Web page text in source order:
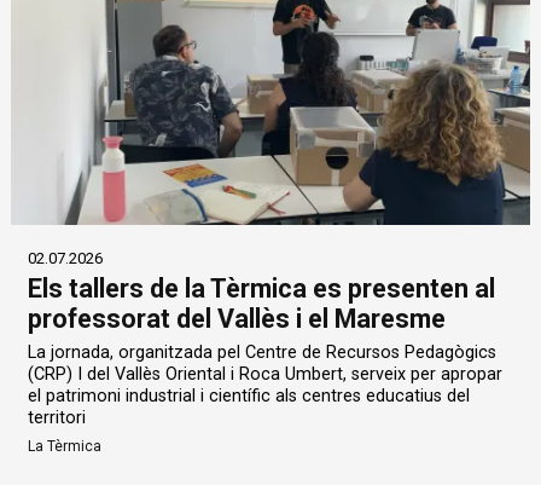
02.07.2026
Els tallers de la Tèrmica es presenten al
professorat del Vallès i el Maresme
La jornada, organitzada pel Centre de Recursos Pedagògics
(CRP) I del Vallès Oriental i Roca Umbert, serveix per apropar
el patrimoni industrial i científic als centres educatius del
territori
La Tèrmica